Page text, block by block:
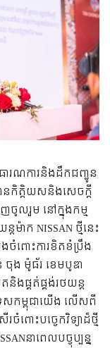
ារណការនិងដឹកជញ្ជូន
ានកិត្តិយសនិង​សេចក្តី
ចូលរួម នៅក្នុងកម្ម
ម៉ាក NISSAN ថ្មី​នេះ
ចំពោះការ​ខិត​ខំ​ប្រឹង​
ចុង ​ម៉ូធ័រ​ ខេម​បូ​ឌា
និងផ្គត់ផ្គង់រថយន្ត
ស​កម្ពុជាយើង លើសពី
ពោះបច្ចេក​វិទ្យាដ៏ថ្មី
នា​ពេល​បច្ចុប្បន្ន​